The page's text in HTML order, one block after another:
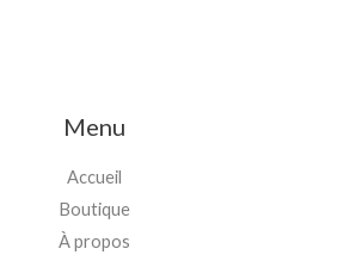
Menu
Accueil
Boutique
À propos